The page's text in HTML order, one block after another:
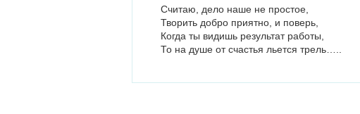
Считаю, дело наше не простое,
Творить добро приятно, и поверь,
Когда ты видишь результат работы,
То на душе от счастья льется трель…..